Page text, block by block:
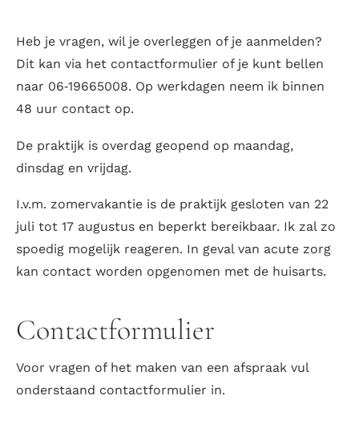
Heb je vragen, wil je overleggen of je aanmelden?
Dit kan via het contactformulier of je kunt bellen
naar 06‑19665008. Op werkdagen neem ik binnen
48 uur contact op.
De praktijk is overdag geopend op maandag,
dinsdag en vrijdag.
I.v.m. zomervakantie is de praktijk gesloten van 22
juli tot 17 augustus en beperkt bereikbaar. Ik zal zo
spoedig mogelijk reageren. In geval van acute zorg
kan contact worden opgenomen met de huisarts.
Contactformulier
Voor vragen of het maken van een afspraak vul
onderstaand contactformulier in.